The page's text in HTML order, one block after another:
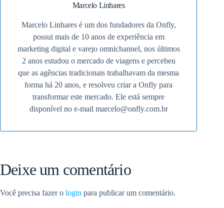
Marcelo Linhares
Marcelo Linhares é um dos fundadores da Onfly,
possui mais de 10 anos de experiência em
marketing digital e varejo omnichannel, nos últimos
2 anos estudou o mercado de viagens e percebeu
que as agências tradicionais trabalhavam da mesma
forma há 20 anos, e resolveu criar a Onfly para
transformar este mercado. Ele está sempre
disponível no e-mail marcelo@onfly.com.br
Deixe um comentário
Você precisa fazer o login para publicar um comentário.